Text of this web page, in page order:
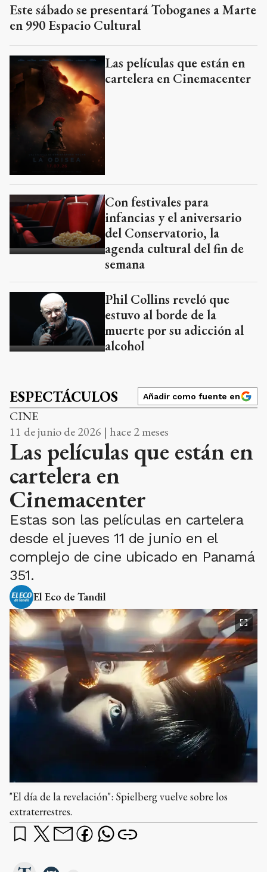
Este sábado se presentará Toboganes a Marte
en 990 Espacio Cultural
Las películas que están en
cartelera en Cinemacenter
Con festivales para
infancias y el aniversario
del Conservatorio, la
agenda cultural del fin de
semana
Phil Collins reveló que
estuvo al borde de la
muerte por su adicción al
alcohol
ESPECTÁCULOS Añadir como fuente en
CINE
11 de junio de 2026 | hace 2 meses
Las películas que están en
cartelera en
Cinemacenter
Estas son las películas en cartelera
desde el jueves 11 de junio en el
complejo de cine ubicado en Panamá
351.
El Eco de Tandil
"El día de la revelación": Spielberg vuelve sobre los
extraterrestres.